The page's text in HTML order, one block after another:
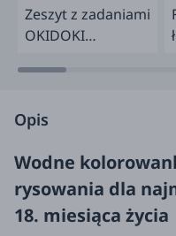
Zeszyt z zadaniami
OKIDOKI
pisaki 4+
Opis
Wodne
rysowania dla
18. miesiąca życia